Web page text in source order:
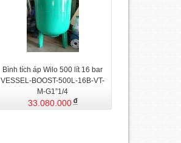
Bình tích áp Wilo 500 lít 16 bar
VESSEL-BOOST-500L-16B-VT-
M-G1”1/4
33.080.000